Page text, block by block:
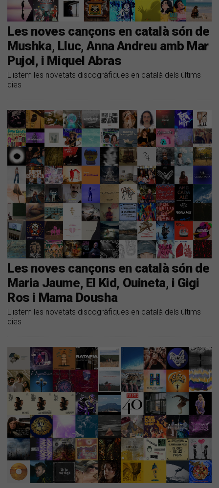
Les noves cançons en català són de
Mushka, Lluc, Anna Andreu amb Mar
Pujol, i Miquel Abras
Llistem les novetats discogràfiques en català dels últims
dies
Les noves cançons en català són de
Maria Jaume, El Kid, Ouineta, i Gigi
Ros i Mama Dousha
Llistem les novetats discogràfiques en català dels últims
dies